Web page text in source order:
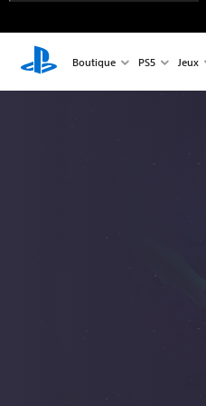
Boutique PS5 Jeux